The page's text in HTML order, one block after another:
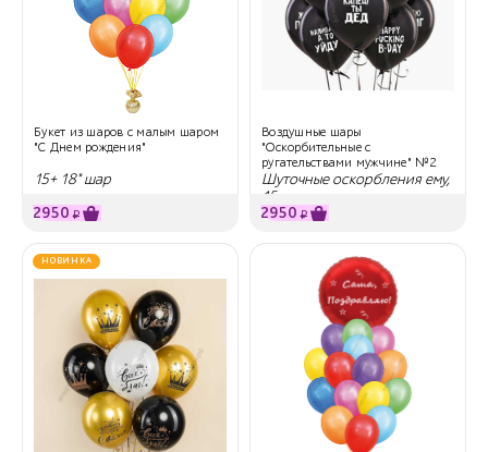
Букет из шаров с малым шаром
"С Днем рождения"
15+ 18" шар
2950 ₽
Воздушные шары
"Оскорбительные с
ругательствами мужчине" №2
Шуточные оскорбления ему,
15 шт
2950 ₽
НОВИНКА